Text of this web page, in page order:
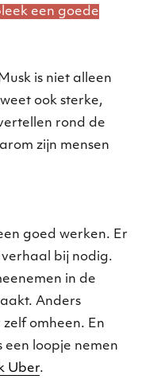
een goede
is niet alleen
ook sterke,
rond de
zijn mensen
goed werken. Er
bij nodig.
in de
Anders
omheen. En
loopje nemen
Uber.